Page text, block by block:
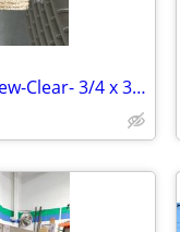
3-1/2" Red Oak OG Casing, New-Clear- 3/4 x 3-1/2" x 8', 22 pcs